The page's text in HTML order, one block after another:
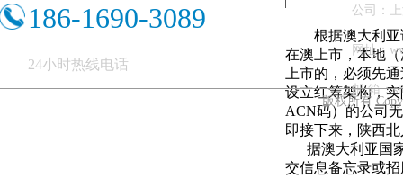
根据澳大利亚证
在澳上市，本地
上市的，必须先
设立红筹架构，
ACN码）的公司
即接下来，陕西
据澳大利亚国家
交信息备忘录或
186-1690-3089
24小时热线电话
公司：
网址
邮 箱：
版权所有